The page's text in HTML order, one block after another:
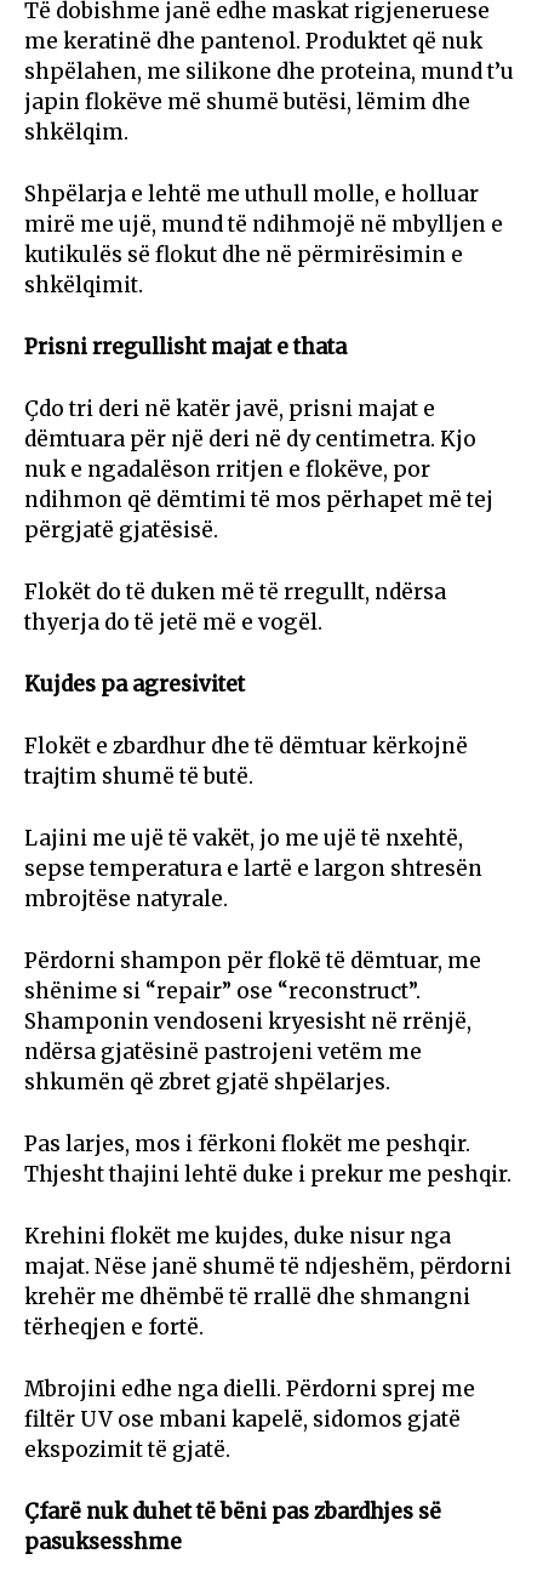
Të dobishme janë edhe maskat rigjeneruese
me keratinë dhe pantenol. Produktet që nuk
shpëlahen, me silikone dhe proteina, mund t’u
japin flokëve më shumë butësi, lëmim dhe
shkëlqim.
Shpëlarja e lehtë me uthull molle, e holluar
mirë me ujë, mund të ndihmojë në mbylljen e
kutikulës së flokut dhe në përmirësimin e
shkëlqimit.
Prisni rregullisht majat e thata
Çdo tri deri në katër javë, prisni majat e
dëmtuara për një deri në dy centimetra. Kjo
nuk e ngadalëson rritjen e flokëve, por
ndihmon që dëmtimi të mos përhapet më tej
përgjatë gjatësisë.
Flokët do të duken më të rregullt, ndërsa
thyerja do të jetë më e vogël.
Kujdes pa agresivitet
Flokët e zbardhur dhe të dëmtuar kërkojnë
trajtim shumë të butë.
Lajini me ujë të vakët, jo me ujë të nxehtë,
sepse temperatura e lartë e largon shtresën
mbrojtëse natyrale.
Përdorni shampon për flokë të dëmtuar, me
shënime si “repair” ose “reconstruct”.
Shamponin vendoseni kryesisht në rrënjë,
ndërsa gjatësinë pastrojeni vetëm me
shkumën që zbret gjatë shpëlarjes.
Pas larjes, mos i fërkoni flokët me peshqir.
Thjesht thajini lehtë duke i prekur me peshqir.
Krehini flokët me kujdes, duke nisur nga
majat. Nëse janë shumë të ndjeshëm, përdorni
krehër me dhëmbë të rrallë dhe shmangni
tërheqjen e fortë.
Mbrojini edhe nga dielli. Përdorni sprej me
filtër UV ose mbani kapelë, sidomos gjatë
ekspozimit të gjatë.
Çfarë nuk duhet të bëni pas zbardhjes së
pasuksesshme